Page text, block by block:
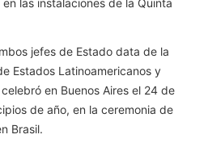
jefes de Estado data de la
Estados Latinoamericanos y
en Buenos Aires el 24 de
de año, en la ceremonia de
Brasil.